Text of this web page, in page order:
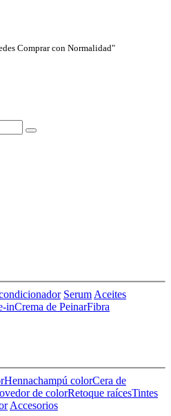
Comprar con Normalidad"
Serum Aceites
inCrema de PeinarFibra
Hennachampú colorCera de
de colorRetoque raícesTintes
Accesorios